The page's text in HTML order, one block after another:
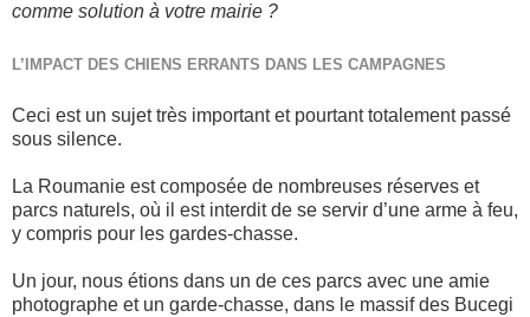
comme solution à votre mairie ?
L’IMPACT DES CHIENS ERRANTS DANS LES CAMPAGNES
Ceci est un sujet très important et pourtant totalement passé
sous silence.
La Roumanie est composée de nombreuses réserves et
parcs naturels, où il est interdit de se servir d’une arme à feu,
y compris pour les gardes-chasse.
Un jour, nous étions dans un de ces parcs avec une amie
photographe et un garde-chasse, dans le massif des Bucegi